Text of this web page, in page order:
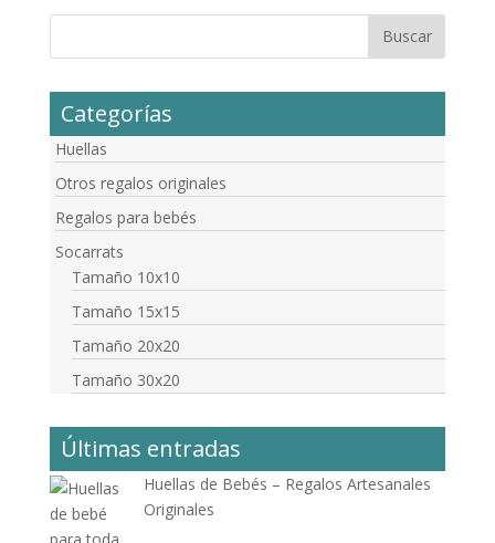
Categorías
Huellas
Otros regalos originales
Regalos para bebés
Socarrats
Tamaño 10x10
Tamaño 15x15
Tamaño 20x20
Tamaño 30x20
Últimas entradas
Huellas de Bebés – Regalos Artesanales
Originales